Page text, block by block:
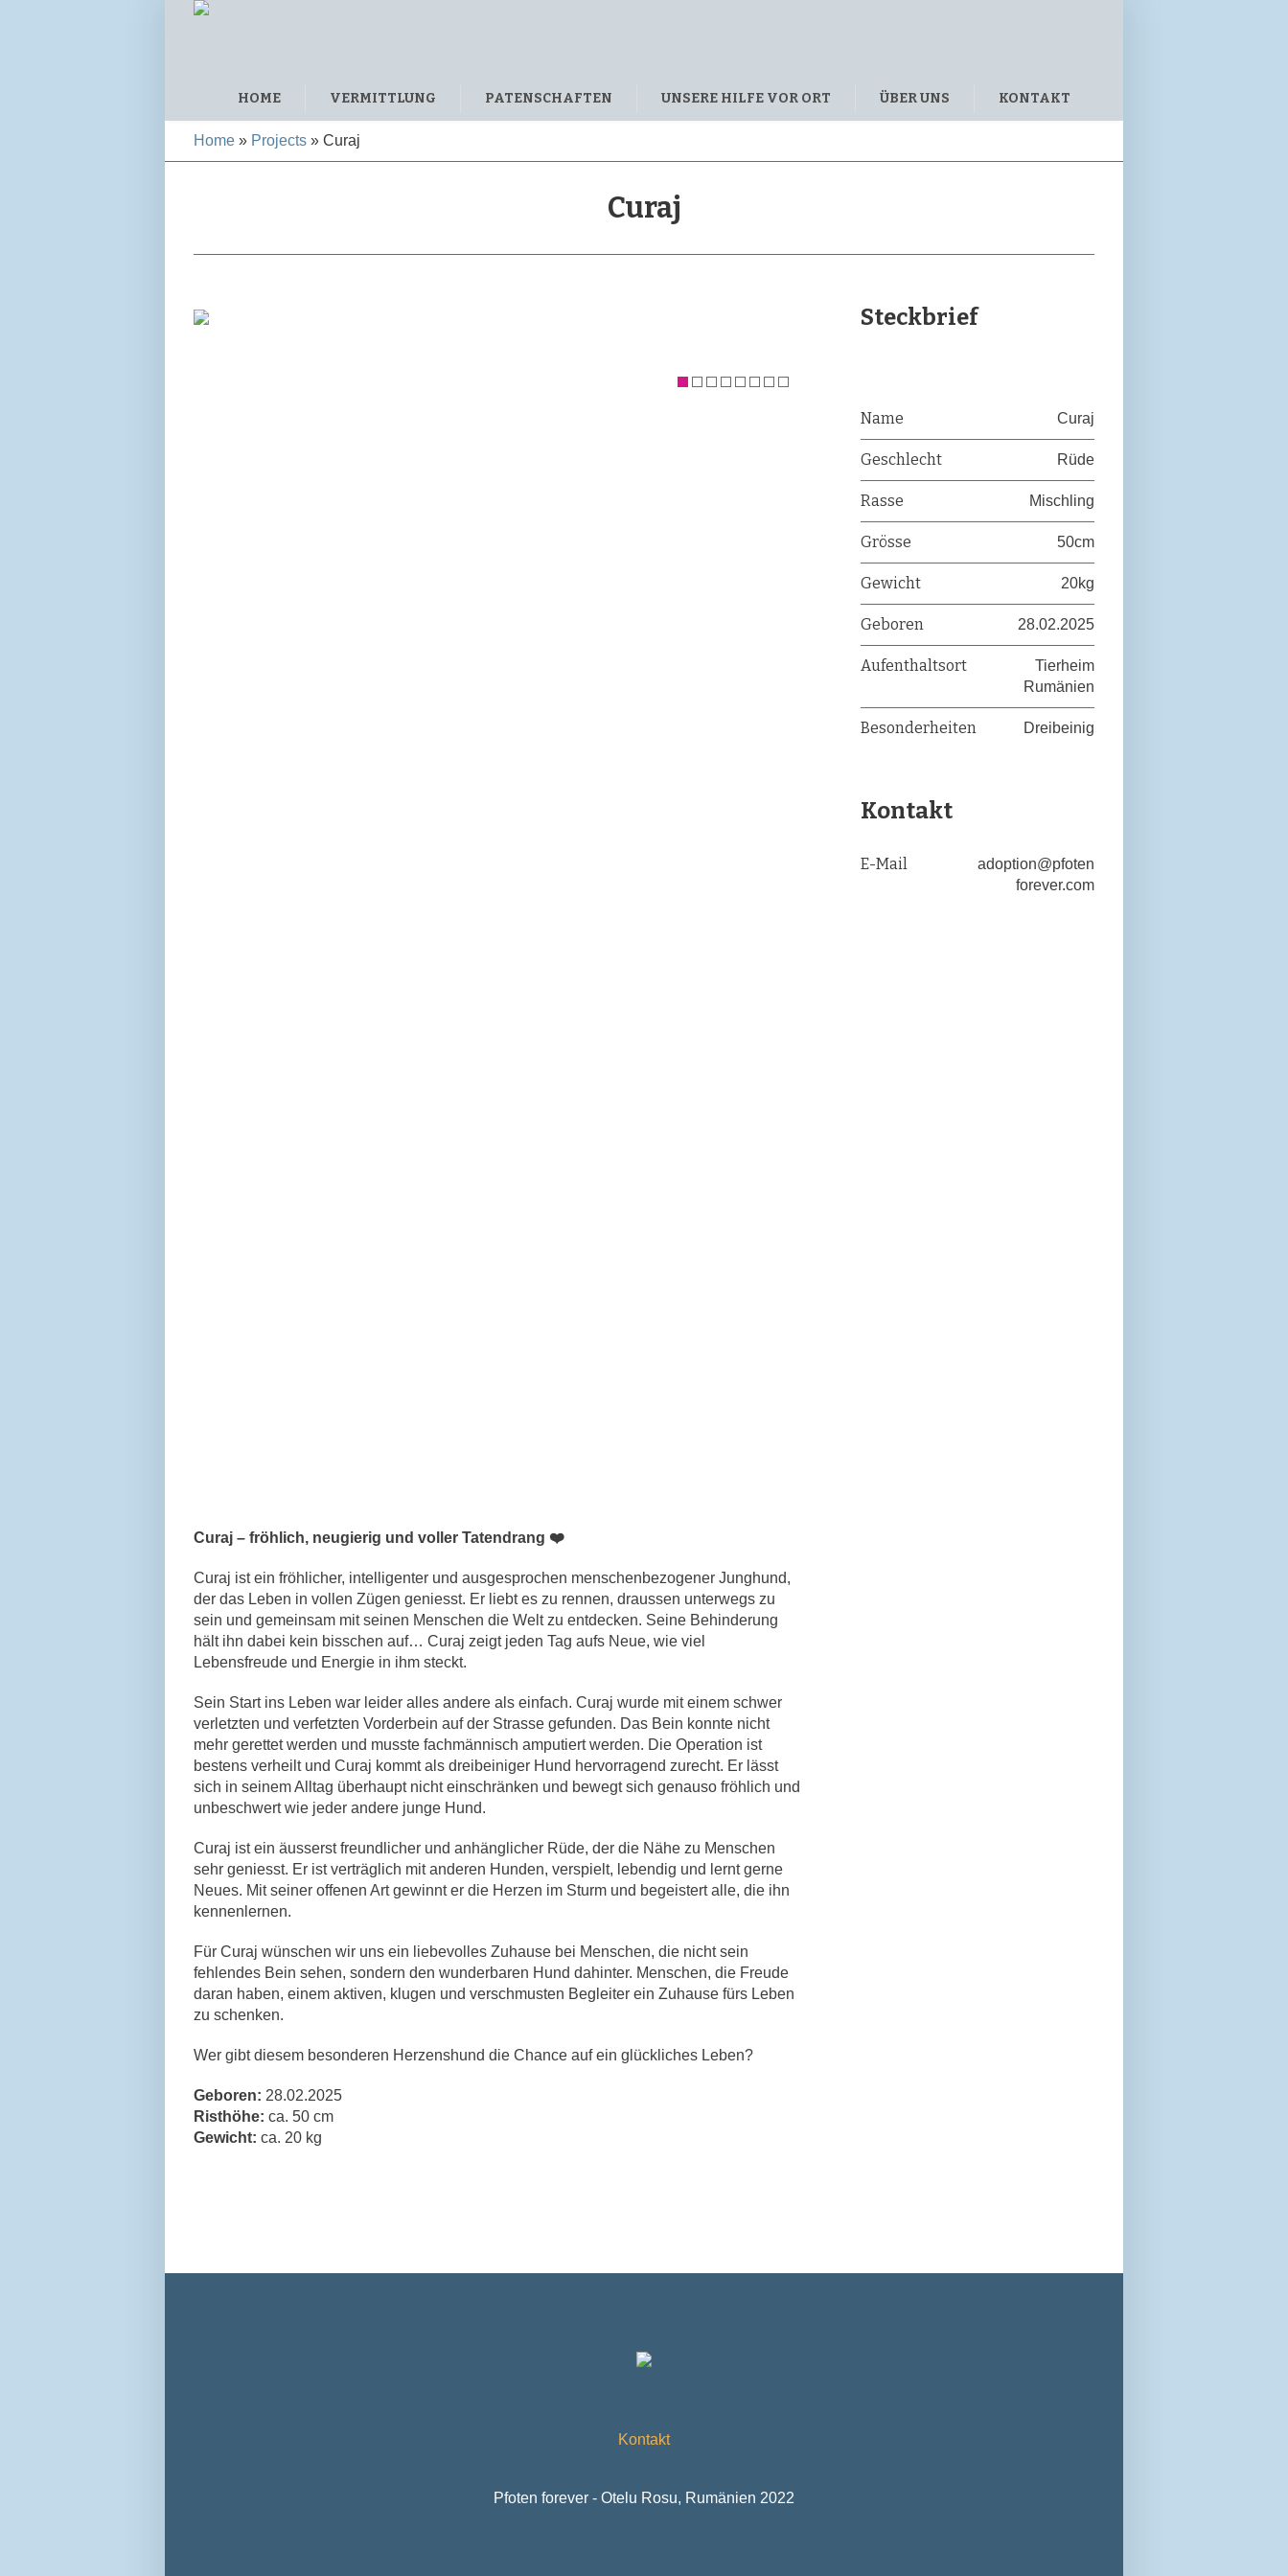
HOME VERMITTLUNG PATENSCHAFTEN UNSERE HILFE VOR ORT ÜBER UNS KONTAKT
Home » Projects » Curaj
Curaj
Curaj – fröhlich, neugierig und voller Tatendrang ❤️
Curaj ist ein fröhlicher, intelligenter und ausgesprochen menschenbezogener Junghund,
der das Leben in vollen Zügen geniesst. Er liebt es zu rennen, draussen unterwegs zu
sein und gemeinsam mit seinen Menschen die Welt zu entdecken. Seine Behinderung
hält ihn dabei kein bisschen auf… Curaj zeigt jeden Tag aufs Neue, wie viel
Lebensfreude und Energie in ihm steckt.
Sein Start ins Leben war leider alles andere als einfach. Curaj wurde mit einem schwer
verletzten und verfetzten Vorderbein auf der Strasse gefunden. Das Bein konnte nicht
mehr gerettet werden und musste fachmännisch amputiert werden. Die Operation ist
bestens verheilt und Curaj kommt als dreibeiniger Hund hervorragend zurecht. Er lässt
sich in seinem Alltag überhaupt nicht einschränken und bewegt sich genauso fröhlich und
unbeschwert wie jeder andere junge Hund.
Curaj ist ein äusserst freundlicher und anhänglicher Rüde, der die Nähe zu Menschen
sehr geniesst. Er ist verträglich mit anderen Hunden, verspielt, lebendig und lernt gerne
Neues. Mit seiner offenen Art gewinnt er die Herzen im Sturm und begeistert alle, die ihn
kennenlernen.
Für Curaj wünschen wir uns ein liebevolles Zuhause bei Menschen, die nicht sein
fehlendes Bein sehen, sondern den wunderbaren Hund dahinter. Menschen, die Freude
daran haben, einem aktiven, klugen und verschmusten Begleiter ein Zuhause fürs Leben
zu schenken.
Wer gibt diesem besonderen Herzenshund die Chance auf ein glückliches Leben?
Geboren: 28.02.2025
Risthöhe: ca. 50 cm
Gewicht: ca. 20 kg
Steckbrief
Name Curaj
Geschlecht Rüde
Rasse Mischling
Grösse 50cm
Gewicht 20kg
Geboren 28.02.2025
Aufenthaltsort
Tierheim
Rumänien
Besonderheiten Dreibeinig
Kontakt
E-Mail
adoption@pfoten-
forever.com
Kontakt
Pfoten forever - Otelu Rosu, Rumänien 2022